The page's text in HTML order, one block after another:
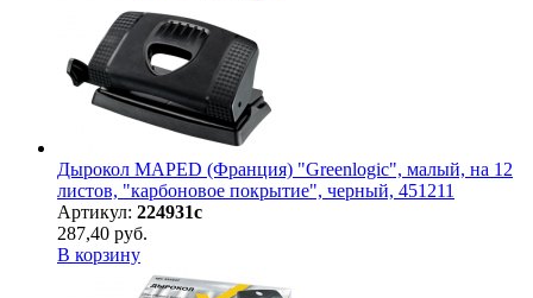
Дырокол MAPED (Франция) "Greenlogic", малый, на 12
листов, "карбоновое покрытие", черный, 451211
Артикул: 224931с
287,40 руб.
В корзину